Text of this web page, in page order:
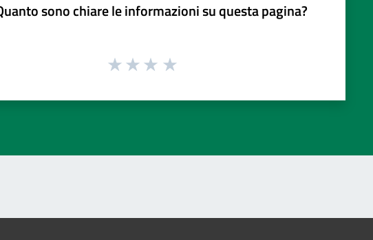
sono chiare le informazioni su questa pagina?